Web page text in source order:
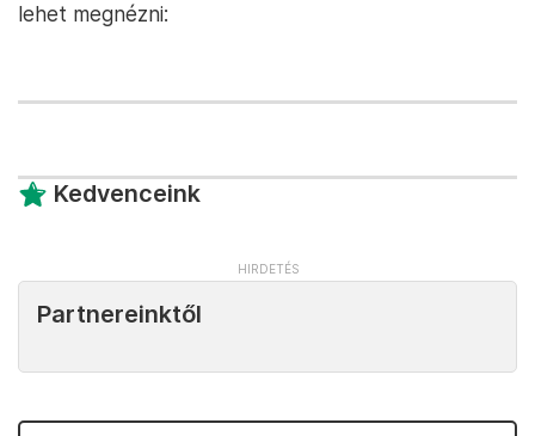
lehet megnézni:
Kedvenceink
Partnereinktől